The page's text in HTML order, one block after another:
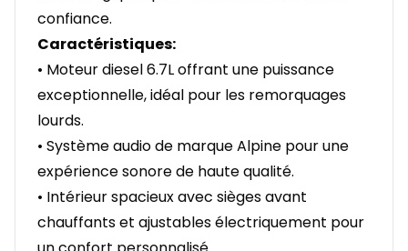
confiance.
Caractéristiques:
• Moteur diesel 6.7L offrant une puissance
exceptionnelle, idéal pour les remorquages
lourds.
• Système audio de marque Alpine pour une
expérience sonore de haute qualité.
• Intérieur spacieux avec sièges avant
chauffants et ajustables électriquement pour